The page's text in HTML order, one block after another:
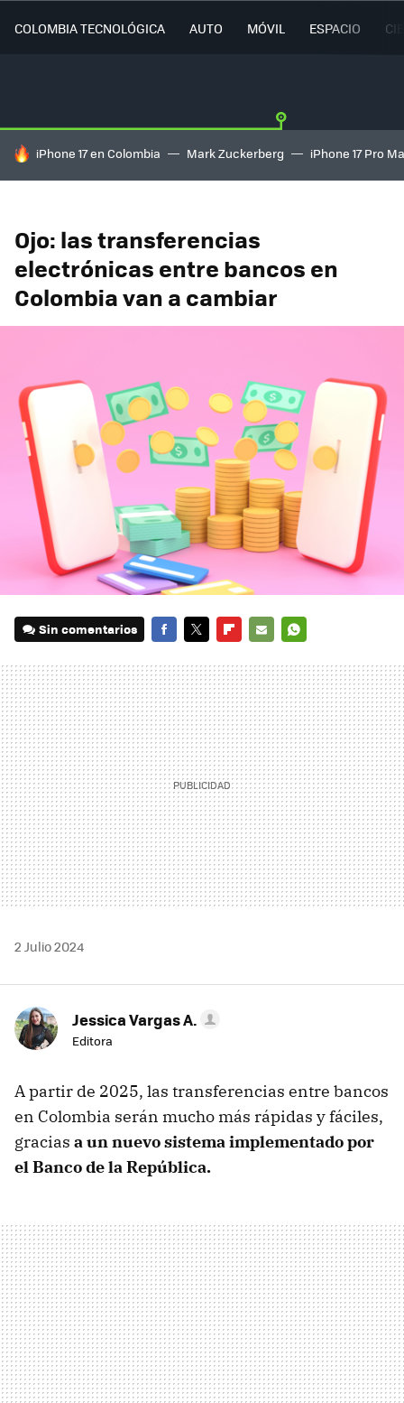
COLOMBIA TECNOLÓGICA AUTO MÓVIL ESPACIO
HOY SE HABLA DE
iPhone 17 en Colombia Mark Zuckerberg iPhone 17 Pro
Ojo: las transferencias
electrónicas entre bancos en
Colombia van a cambiar
Sin comentarios
MAIL
2 Julio 2024
Jessica Vargas A.
Editora
A partir de 2025, las transferencias entre bancos
en Colombia serán mucho más rápidas y fáciles,
gracias a un nuevo sistema implementado por
el Banco de la República.